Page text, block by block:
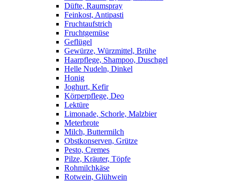
Düfte, Raumspray
Feinkost, Antipasti
Fruchtaufstrich
Fruchtgemüse
Geflügel
Gewürze, Würzmittel, Brühe
Haarpflege, Shampoo, Duschgel
Helle Nudeln, Dinkel
Honig
Joghurt, Kefir
Körperpflege, Deo
Lektüre
Limonade, Schorle, Malzbier
Meterbrote
Milch, Buttermilch
Obstkonserven, Grütze
Pesto, Cremes
Pilze, Kräuter, Töpfe
Rohmilchkäse
Rotwein, Glühwein